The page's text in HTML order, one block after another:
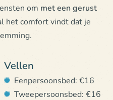
om met een gerust
het comfort vindt dat je
Vellen
Eenpersoonsbed: €16
Tweepersoonsbed: €16